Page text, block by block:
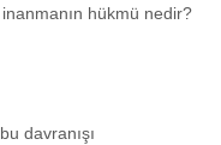
hükmü nedir?
davranışı